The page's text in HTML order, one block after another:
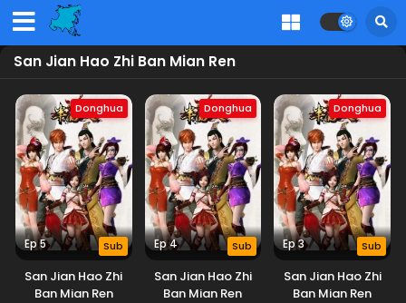
San Jian Hao Zhi Ban Mian Ren
Donghua
Ep 5 Sub
San Jian Hao Zhi
Ban Mian Ren
Donghua
Ep 4 Sub
San Jian Hao Zhi
Ban Mian Ren
Donghua
Ep 3 Sub
San Jian Hao Zhi
Ban Mian Ren